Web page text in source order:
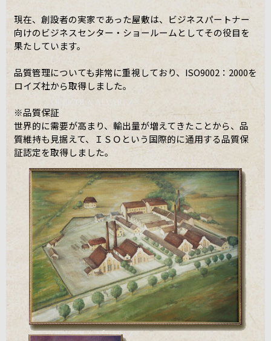
現在、創設者の実家であった屋敷は、ビジネスパートナー
向けのビジネスセンター・ショールームとしてその役目を
果たしています。
品質管理についても非常に重視しており、ISO9002：2000を
ロイズ社から取得しました。
※品質保証
世界的に需要が高まり、輸出量が増えてきたことから、品
質維持も見据えて、ＩＳＯという国際的に通用する品質保
証認定を取得しました。